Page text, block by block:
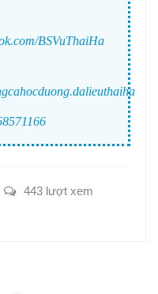
BSVuThaiHa
443 lượt xem